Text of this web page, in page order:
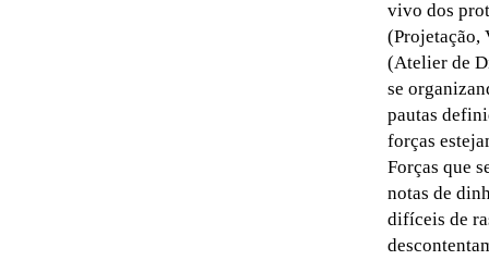
vivo dos
(Projetação,
(Atelier de
se
pautas
forças
Forças que
notas de
difíceis de